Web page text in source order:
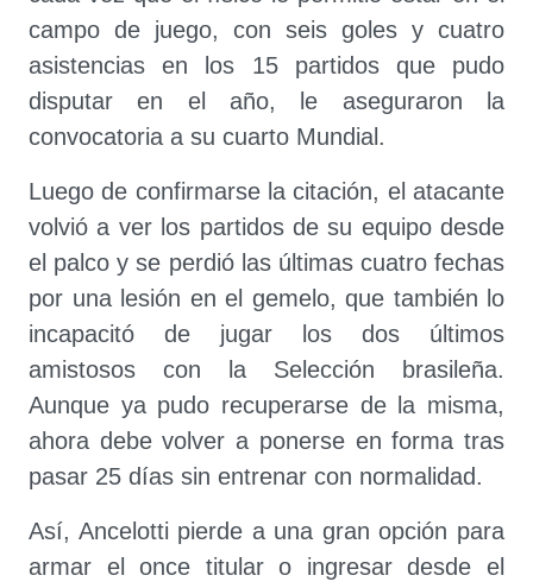
campo de juego, con seis goles y cuatro
asistencias en los 15 partidos que pudo
disputar en el año, le aseguraron la
convocatoria a su cuarto Mundial.
Luego de confirmarse la citación, el atacante
volvió a ver los partidos de su equipo desde
el palco y se perdió las últimas cuatro fechas
por una lesión en el gemelo, que también lo
incapacitó de jugar los dos últimos
amistosos con la Selección brasileña.
Aunque ya pudo recuperarse de la misma,
ahora debe volver a ponerse en forma tras
pasar 25 días sin entrenar con normalidad.
Así, Ancelotti pierde a una gran opción para
armar el once titular o ingresar desde el